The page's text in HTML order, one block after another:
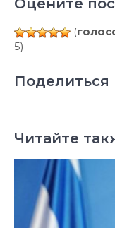
Оцените
(
5)
Поделиться
Читайте